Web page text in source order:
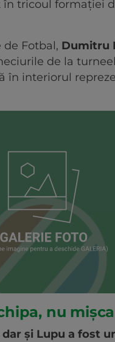
tricoul formației
de Fotbal, Dumitru
de la
în interiorul
nu
și Lupu a fost